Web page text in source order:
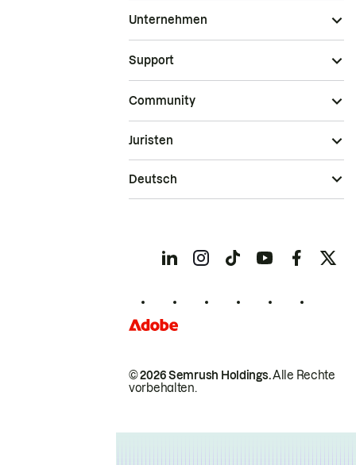
Unternehmen
Support
Community
© 2026 Semrush Holdings.Alle Rechte
vorbehalten.
Juristen
Deutsch